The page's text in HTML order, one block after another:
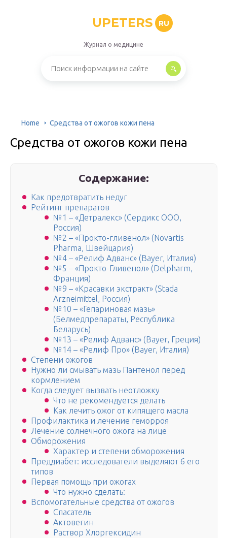
UPETERS RU
Журнал о медицине
Home Средства от ожогов кожи пена
Средства от ожогов кожи пена
Содержание:
Как предотвратить недуг
Рейтинг препаратов
№1 – «Детралекс» (Сердикс ООО,
Россия)
№2 – «Прокто-гливенол» (Novartis
Pharma, Швейцария)
№4 – «Релиф Адванс» (Bayer, Италия)
№5 – «Прокто-Гливенол» (Delpharm,
Франция)
№9 – «Красавки экстракт» (Stada
Arzneimittel, Россия)
№10 – «Гепариновая мазь»
(Белмедпрепараты, Республика
Беларусь)
№13 – «Релиф Адванс» (Bayer, Греция)
№14 – «Релиф Про» (Bayer, Италия)
Степени ожогов
Нужно ли смывать мазь Пантенол перед
кормлением
Когда следует вызвать неотложку
Что не рекомендуется делать
Как лечить ожог от кипящего масла
Профилактика и лечение геморроя
Лечение солнечного ожога на лице
Обморожения
Характер и степени обморожения
Преддиабет: исследователи выделяют 6 его
типов
Первая помощь при ожогах
Что нужно сделать:
Вспомогательные средства от ожогов
Спасатель
Актовегин
Раствор Хлоргексидин